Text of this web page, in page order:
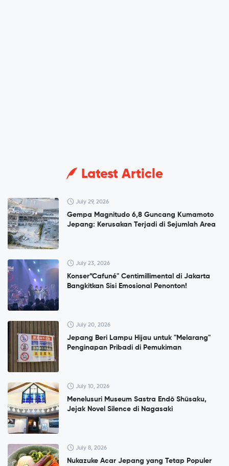
Latest Article
July 29, 2026
Gempa Magnitudo 6,8 Guncang Kumamoto
Jepang: Kerusakan Terjadi di Sejumlah Area
July 23, 2026
Konser”Cafuné" Centimillimental di Jakarta
Bangkitkan Sisi Emosional Penonton!
July 20, 2026
Jepang Beri Lampu Hijau untuk "Melarang"
Penginapan Pribadi di Pemukiman
July 10, 2026
Menelusuri Museum Sastra Endō Shūsaku,
Jejak Novel Silence di Nagasaki
July 8, 2026
Nukazuke Acar Jepang yang Tetap Populer